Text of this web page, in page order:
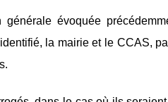
évoquée
la mairie et le CCAS,